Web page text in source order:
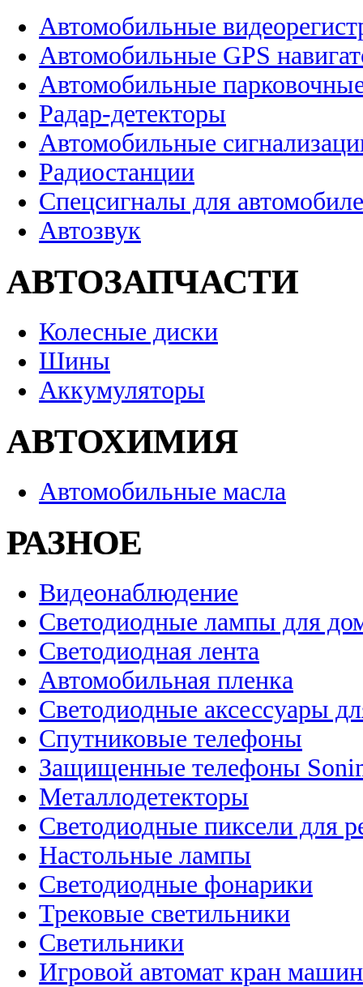
Автомобильные
Автомобильные GPS
Автомобильные
Радар-детекторы
Автомобильные
Радиостанции
Спецсигналы для
Автозвук
АВТОЗАПЧАСТИ
Колесные диски
Шины
Аккумуляторы
АВТОХИМИЯ
Автомобильные масла
РАЗНОЕ
Видеонаблюдение
Светодиодные лампы для
Светодиодная лента
Автомобильная пленка
Светодиодные аксессуары
Спутниковые телефоны
Защищенные телефоны
Металлодетекторы
Светодиодные пиксели для
Настольные лампы
Светодиодные фонарики
Трековые светильники
Светильники
Игровой автомат кран